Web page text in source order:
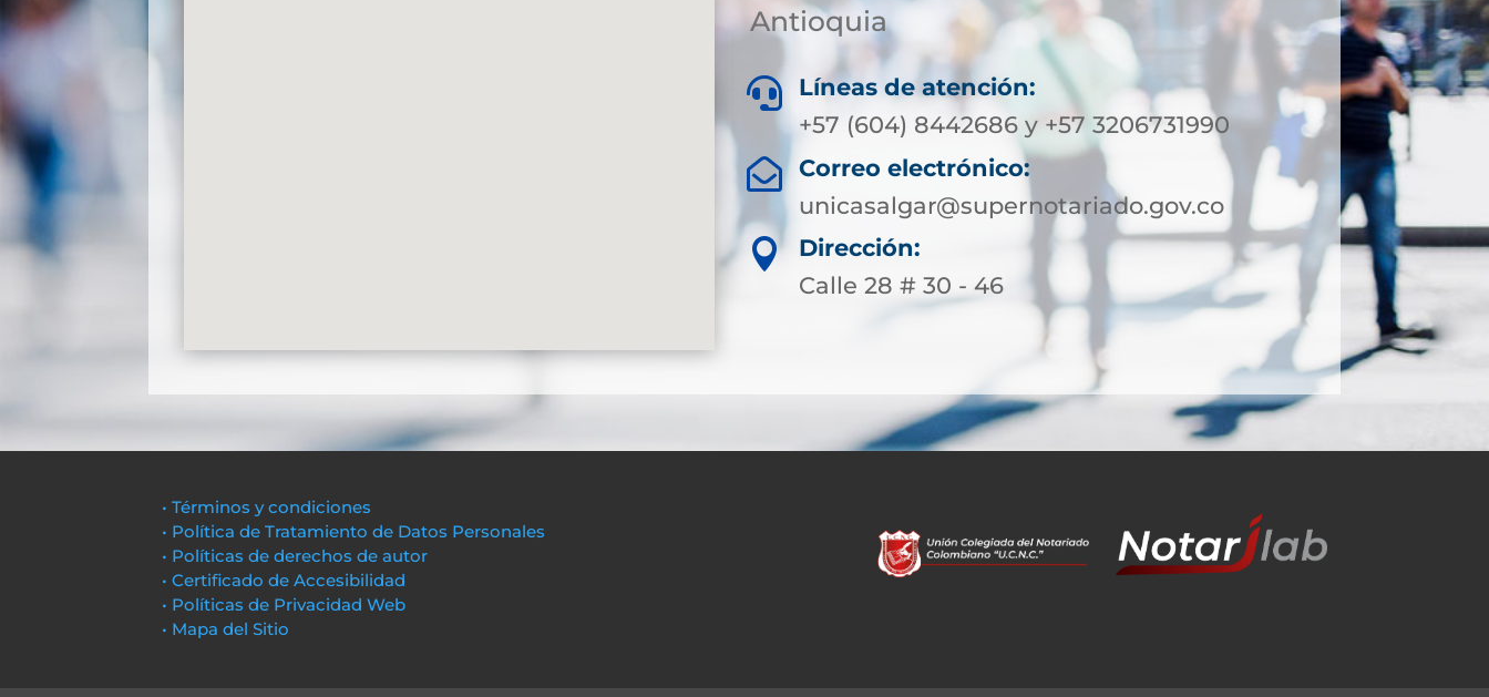
Antioquia

Líneas de atención:
+57 (604) 8442686 y +57 3206731990

Correo electrónico:
unicasalgar@supernotariado.gov.co

Dirección:
Calle 28 # 30 - 46
• Términos y condiciones
• Política de Tratamiento de Datos Personales
• Políticas de derechos de autor
• Certificado de Accesibilidad
• Políticas de Privacidad Web
• Mapa del Sitio